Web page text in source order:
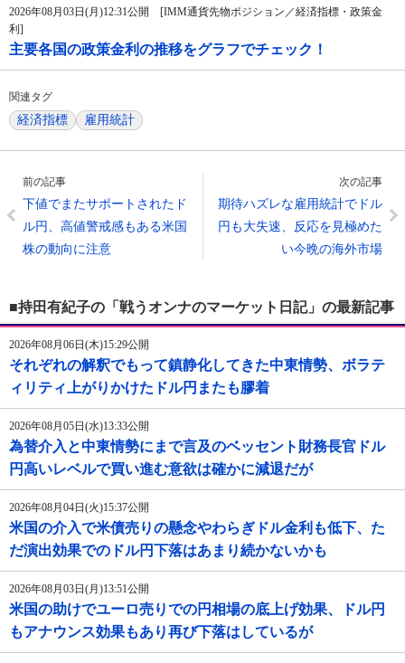
2026年08月03日(月)12:31公開 [IMM通貨先物ポジション／経済指標・政策金
利]
主要各国の政策金利の推移をグラフでチェック！
関連タグ
経済指標 雇用統計
前の記事
下値でまたサポートされたド
ル円、高値警戒感もある米国
株の動向に注意
次の記事
期待ハズレな雇用統計でドル
円も大失速、反応を見極めた
い今晩の海外市場
■持田有紀子の「戦うオンナのマーケット日記」の最新記事
2026年08月06日(木)15:29公開
それぞれの解釈でもって鎮静化してきた中東情勢、ボラテ
ィリティ上がりかけたドル円またも膠着
2026年08月05日(水)13:33公開
為替介入と中東情勢にまで言及のベッセント財務長官ドル
円高いレベルで買い進む意欲は確かに減退だが
2026年08月04日(火)15:37公開
米国の介入で米債売りの懸念やわらぎドル金利も低下、た
だ演出効果でのドル円下落はあまり続かないかも
2026年08月03日(月)13:51公開
米国の助けでユーロ売りでの円相場の底上げ効果、ドル円
もアナウンス効果もあり再び下落はしているが